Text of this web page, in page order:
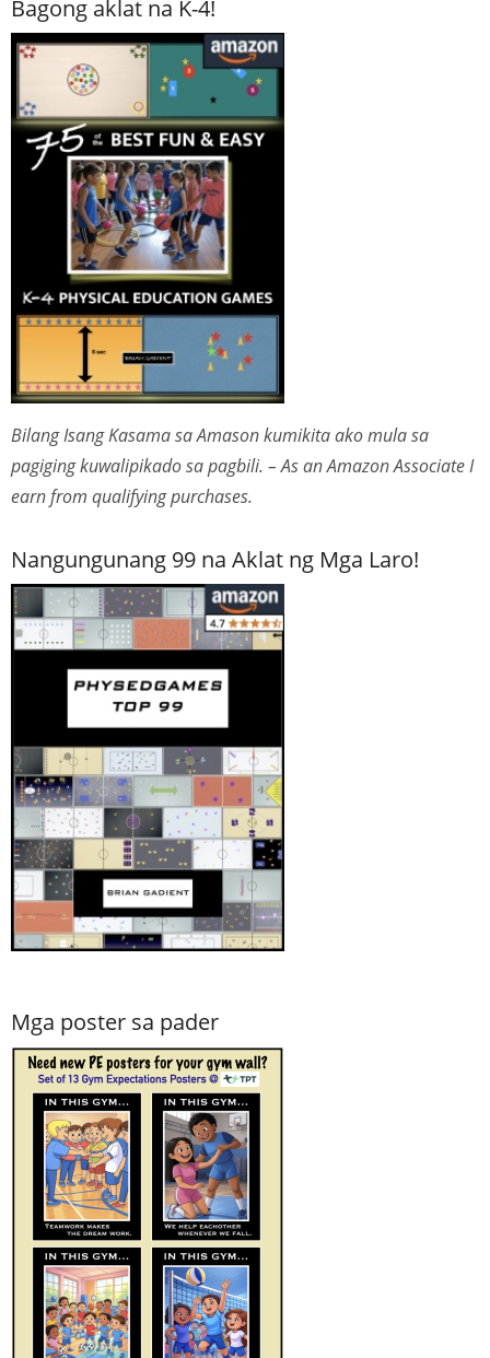
Bagong aklat na K-4!
Bilang Isang Kasama sa Amason kumikita ako mula sa
pagiging kuwalipikado sa pagbili. – As an Amazon Associate I
earn from qualifying purchases.
Nangungunang 99 na Aklat ng Mga Laro!
Mga poster sa pader